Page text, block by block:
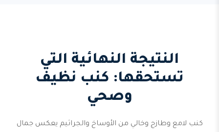
النتيجة النهائية التي
تستحقها: كنب نظيف
وصحي
كنب لامع وطازج وخالي من الأوساخ والجراثيم يعكس جمال